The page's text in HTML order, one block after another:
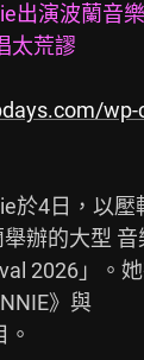
出演波蘭音
太荒謬
於4日，以壓
辦的大型 音
2026」。
》與